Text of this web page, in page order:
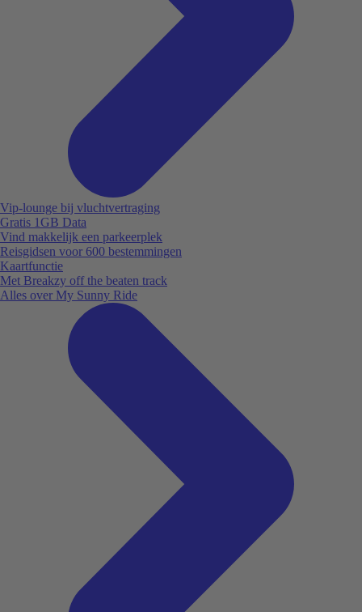
Vip-lounge bij vluchtvertraging
Gratis 1GB Data
Vind makkelijk een parkeerplek
Reisgidsen voor 600 bestemmingen
Kaartfunctie
Met Breakzy off the beaten track
Alles over My Sunny Ride